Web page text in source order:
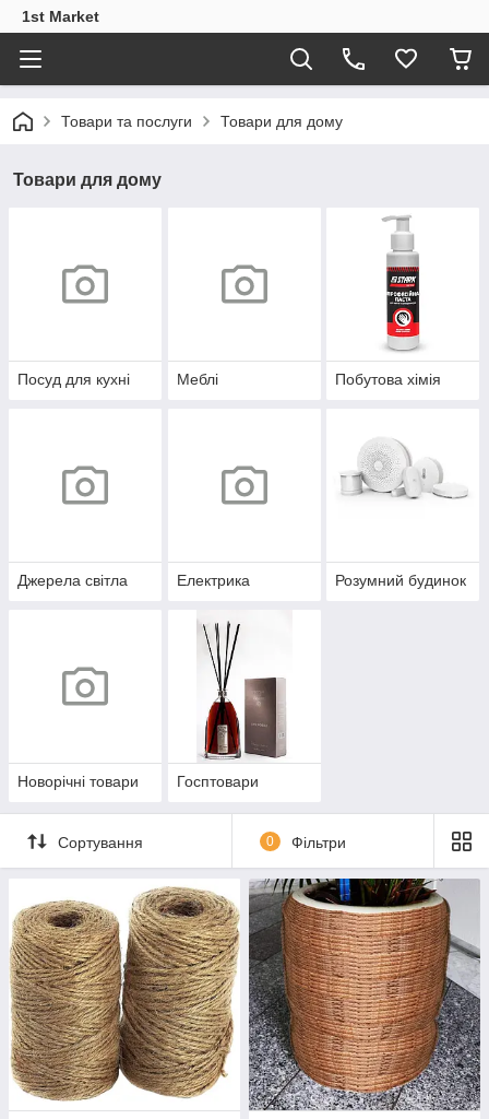
1st Market
Товари та послуги Товари для дому
Товари для дому
Посуд для кухні Меблі Побутова хімія
Джерела світла Електрика Розумний будинок
Новорічні товари Госптовари
Сортування 0 Фільтри